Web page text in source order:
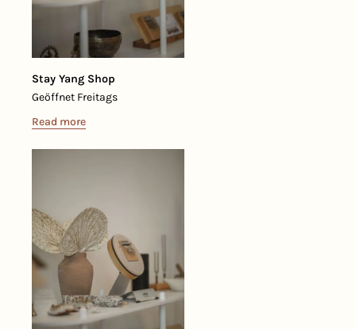
Stay Yang Shop
Geöffnet Freitags
Read more